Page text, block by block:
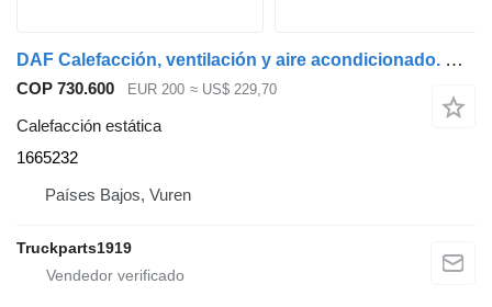
DAF Calefacción, ventilación y aire acondicionado. Unidad de calefacción y aire acondicionado xf. 1665232 calefacción estática para camión
COP 730.600 EUR 200 ≈ US$ 229,70
Calefacción estática
1665232
Países Bajos, Vuren
Truckparts1919